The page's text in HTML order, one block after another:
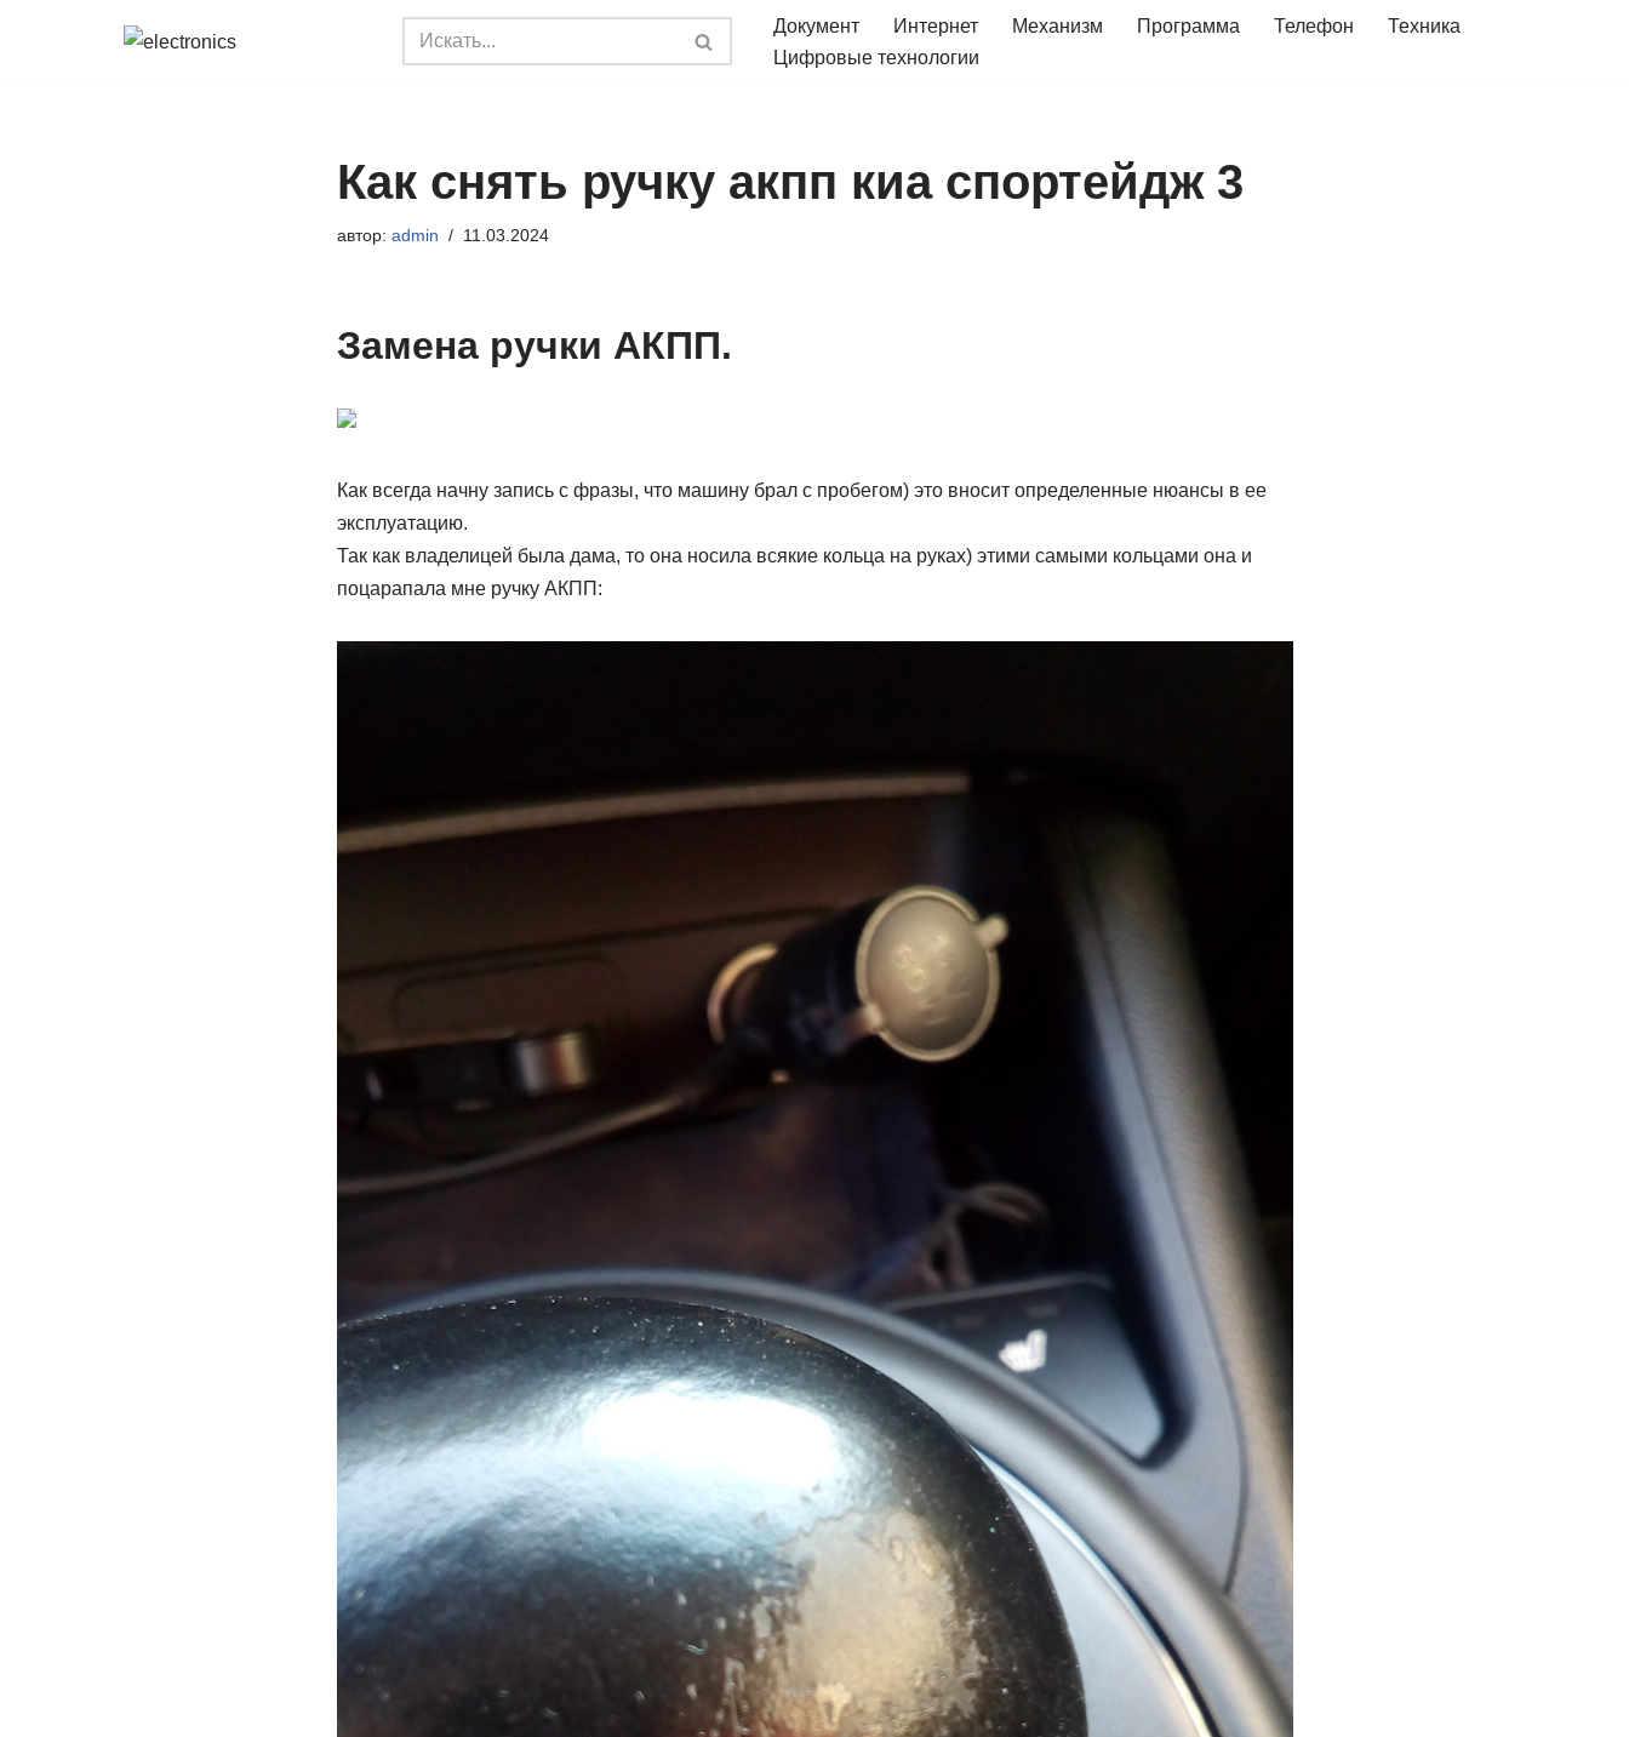
Документ Интернет Механизм Программа Телефон
Техника
Цифровые технологии
Как снять ручку акпп киа спортейдж 3
автор: admin 11.03.2024
Замена ручки АКПП.
Как всегда начну запись с фразы, что машину брал с пробегом) это вносит определенные нюансы в ее
эксплуатацию.
Так как владелицей была дама, то она носила всякие кольца на руках) этими самыми кольцами она и
поцарапала мне ручку АКПП: